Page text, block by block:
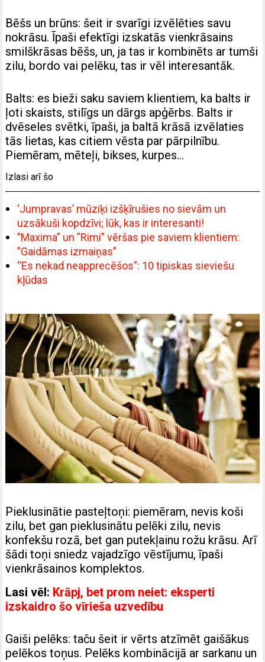
Bēšs un brūns: šeit ir svarīgi izvēlēties savu
nokrāsu. Īpaši efektīgi izskatās vienkrāsains
smilškrāsas bēšs, un, ja tas ir kombinēts ar tumši
zilu, bordo vai pelēku, tas ir vēl interesantāk.
Balts: es bieži saku saviem klientiem, ka balts ir
ļoti skaists, stilīgs un dārgs apģērbs. Balts ir
dvēseles svētki, īpaši, ja baltā krāsā izvēlaties
tās lietas, kas citiem vēsta par pārpilnību.
Piemēram, mēteļi, bikses, kurpes…
Izlasi arī šo
‘Jumpravas’ mūziķi izšķīrušies no sievām un
uzsākuši kopdzīvi; lūk, kas ir interesanti!
”Maxima” un ”Rimi” vēršas pie saviem klientiem:
”Gaidāmas izmaiņas”
“Es nekad neapprecēšos”: 10 tipiskas sieviešu
kļūdas
Pieklusinātie pasteļtoņi: piemēram, nevis koši
zilu, bet gan pieklusinātu pelēki zilu, nevis
konfekšu rozā, bet gan putekļainu rožu krāsu. Arī
šādi toņi sniedz vajadzīgo vēstījumu, īpaši
vienkrāsainos komplektos.
Lasi vēl: Krāpj, bet prom neiet: eksperti
izskaidro šo vīrieša uzvedību
Gaiši pelēks: taču šeit ir vērts atzīmēt gaišākus
pelēkos toņus. Pelēks kombinācijā ar sarkanu un